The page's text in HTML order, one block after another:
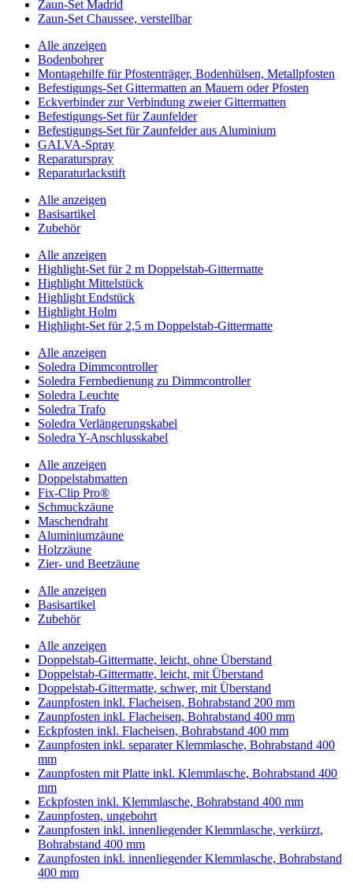
Zaun-Set Madrid
Zaun-Set Chaussee, verstellbar
Alle anzeigen
Bodenbohrer
Montagehilfe für Pfostenträger, Bodenhülsen, Metallpfosten
Befestigungs-Set Gittermatten an Mauern oder Pfosten
Eckverbinder zur Verbindung zweier Gittermatten
Befestigungs-Set für Zaunfelder
Befestigungs-Set für Zaunfelder aus Aluminium
GALVA-Spray
Reparaturspray
Reparaturlackstift
Alle anzeigen
Basisartikel
Zubehör
Alle anzeigen
Highlight-Set für 2 m Doppelstab-Gittermatte
Highlight Mittelstück
Highlight Endstück
Highlight Holm
Highlight-Set für 2,5 m Doppelstab-Gittermatte
Alle anzeigen
Soledra Dimmcontroller
Soledra Fernbedienung zu Dimmcontroller
Soledra Leuchte
Soledra Trafo
Soledra Verlängerungskabel
Soledra Y-Anschlusskabel
Alle anzeigen
Doppelstabmatten
Fix-Clip Pro®
Schmuckzäune
Maschendraht
Aluminiumzäune
Holzzäune
Zier- und Beetzäune
Alle anzeigen
Basisartikel
Zubehör
Alle anzeigen
Doppelstab-Gittermatte, leicht, ohne Überstand
Doppelstab-Gittermatte, leicht, mit Überstand
Doppelstab-Gittermatte, schwer, mit Überstand
Zaunpfosten inkl. Flacheisen, Bohrabstand 200 mm
Zaunpfosten inkl. Flacheisen, Bohrabstand 400 mm
Eckpfosten inkl. Flacheisen, Bohrabstand 400 mm
Zaunpfosten inkl. separater Klemmlasche, Bohrabstand 400
mm
Zaunpfosten mit Platte inkl. Klemmlasche, Bohrabstand 400
mm
Eckpfosten inkl. Klemmlasche, Bohrabstand 400 mm
Zaunpfosten, ungebohrt
Zaunpfosten inkl. innenliegender Klemmlasche, verkürzt,
Bohrabstand 400 mm
Zaunpfosten inkl. innenliegender Klemmlasche, Bohrabstand
400 mm